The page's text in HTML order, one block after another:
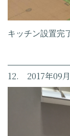
キッチン設置完
12. 2017年09